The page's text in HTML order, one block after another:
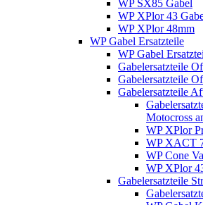
WP SX85 Gabel
WP XPlor 43
WP XPlor 48mm
WP Gabel Ersatzteile
WP Gabel
Gabelersatzteile
Gabelersatzteile
Gabelersatzteile
Motocross
WP XPlor
WP XACT
WP Cone
WP XPlor
Gabelersatzteile